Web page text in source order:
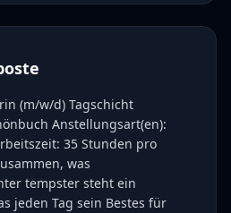
(m/w/d) Tagschicht
Anstellungsart(en):
35 Stunden pro
was
tempster steht ein
jeden Tag sein Bestes für